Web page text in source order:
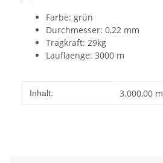
Farbe: grün
Durchmesser: 0,22 mm
Tragkraft: 29kg
Lauflaenge: 3000 m
Produkteigenschaft
Wert
Inhalt: 3.000,00 m